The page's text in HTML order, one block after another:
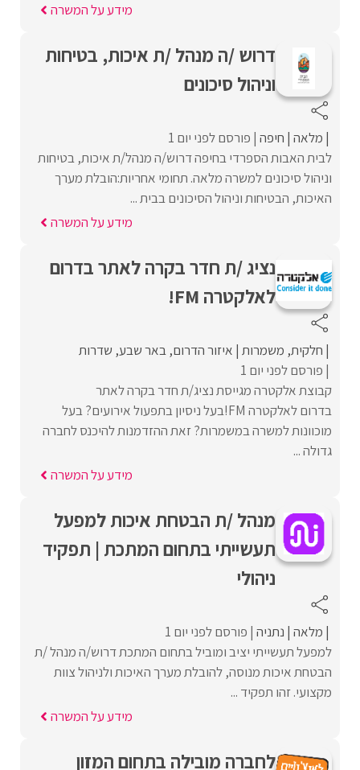
מידע על המשרה
דרוש /ה מנהל /ת איכות, בטיחות
וניהול סיכונים
מלאה חיפה פורסם לפני יום 1
לבית האבות הספרדי בחיפה דרוש/ה מנהל/ת איכות, בטיחות
וניהול סיכונים למשרה מלאה. תחומי אחריות:הובלת מערך
האיכות, הבטיחות וניהול הסיכונים בבית ...
מידע על המשרה
נציג /ת חדר בקרה לאתר בדרום
לאלקטרה FM!
חלקית משמרות איזור הדרום באר שבע שדרות
פורסם לפני יום 1
קבוצת אלקטרה מגייסת נציג/ת חדר בקרה לאתר
בדרום לאלקטרה FM!בעל ניסיון בתפעול אירועים? בעל
מוכוונות למשרה במשמרות? זאת ההזדמנות להיכנס לחברה
גדולה ...
מידע על המשרה
מנהל /ת הבטחת איכות למפעל
תעשייתי בתחום המתכת | תפקיד
ניהולי
מלאה נתניה פורסם לפני יום 1
למפעל תעשייתי יציב ומוביל בתחום המתכת דרוש/ה מנהל /ת
הבטחת איכות מנוסה, להובלת מערך האיכות ולניהול צוות
מקצועי. זהו תפקיד ...
מידע על המשרה
לחברה מובילה בתחום המזון